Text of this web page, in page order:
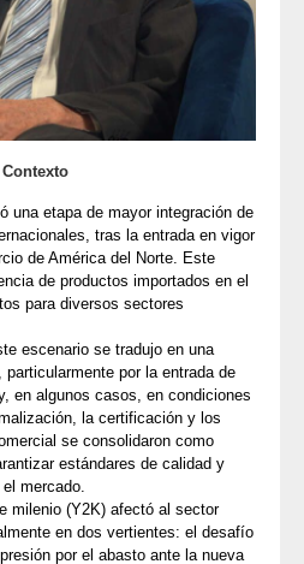
Contexto
una etapa de mayor integración de
tras la entrada en vigor
de América del Norte. Este
de productos importados en el
para diversos sectores
escenario se tradujo en una
por la entrada de
en algunos casos, en condiciones
la certificación y los
se consolidaron como
estándares de calidad y
mercado.
milenio (Y2K) afectó al sector
en dos vertientes: el desafío
por el abasto ante la nueva